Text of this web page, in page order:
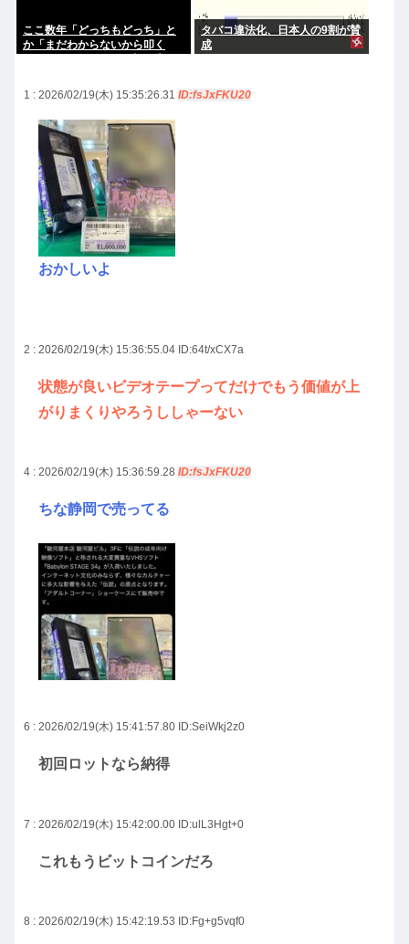
ここ数年「どっちもどっち」と
か「まだわからないから叩く
`)
タバコ違法化、日本人の9割が賛
成
1 : 2026/02/19(木) 15:35:26.31 ID:fsJxFKU20
おかしいよ
2 : 2026/02/19(木) 15:36:55.04 ID:64t/xCX7a
状態が良いビデオテープってだけでもう価値が上
がりまくりやろうししゃーない
4 : 2026/02/19(木) 15:36:59.28 ID:fsJxFKU20
ちな静岡で売ってる
6 : 2026/02/19(木) 15:41:57.80 ID:SeiWkj2z0
初回ロットなら納得
7 : 2026/02/19(木) 15:42:00.00 ID:ulL3Hgt+0
これもうビットコインだろ
8 : 2026/02/19(木) 15:42:19.53 ID:Fg+g5vqf0